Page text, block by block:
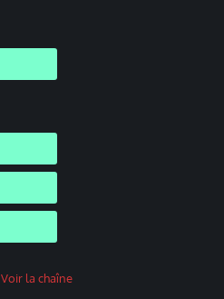
Voir la chaîne